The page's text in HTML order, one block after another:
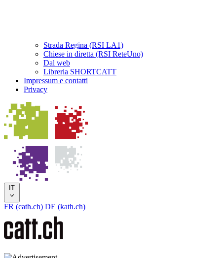
Strada Regina (RSI LA1)
Chiese in diretta (RSI ReteUno)
Dal web
Libreria SHORTCATT
Impressum e contatti
Privacy
IT
FR (cath.ch) DE (kath.ch)